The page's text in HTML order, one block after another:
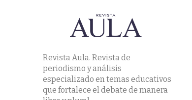
Revista Aula. Revista de
periodismo y análisis
especializado en temas educativos
que fortalece el debate de manera